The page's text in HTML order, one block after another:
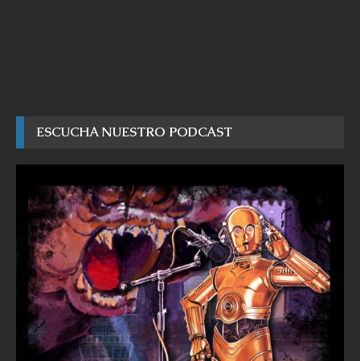
ESCUCHA NUESTRO PODCAST